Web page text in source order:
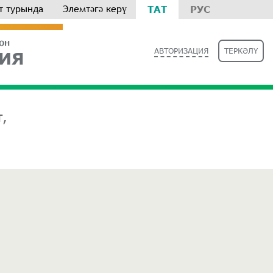
ТАТ РУС
турында Элемтәгә керү
АВТОРИЗАЦИЯ ТЕРКӘЛҮ